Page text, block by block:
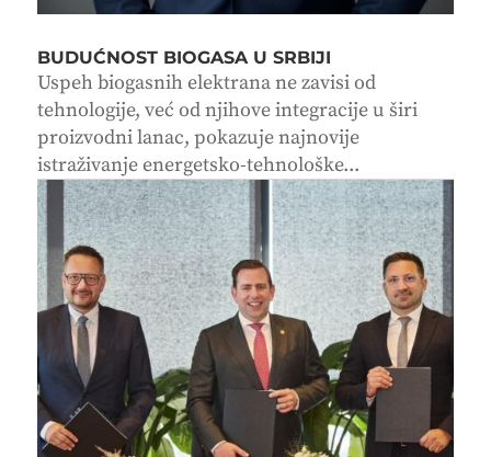
BUDUĆNOST BIOGASA U SRBIJI
Uspeh biogasnih elektrana ne zavisi od
tehnologije, već od njihove integracije u širi
proizvodni lanac, pokazuje najnovije
istraživanje energetsko-tehnološke...